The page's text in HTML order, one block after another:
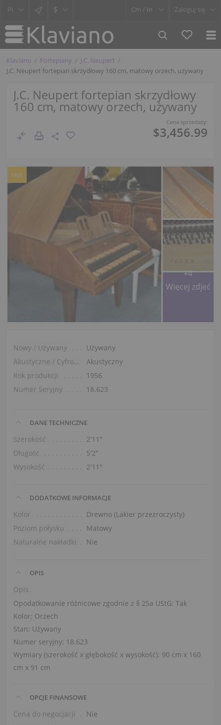
$ Cm / In Zaloguj się
Klaviano Fortepiany
J.C. Neupert
J.C. Neupert fortepian skrzydłowy 160 cm, matowy orzech, używany
J.C. Neupert fortepian skrzydłowy
160 cm, matowy orzech, używany
Cena sprzedaży:
$3,456.99
Hot
+4
Więcej zdjeć
Nowy / Używany
Używany
Akustyczne / Cyfrowe
Akustyczny
Rok produkcji
1956
Numer Seryjny
18.623
DANE TECHNICZNE
Szerokość
2′11″
Długość
5′2″
Wysokość
2′11″
DODATKOWE INFORMACJE
Kolor
Drewno (Lakier przezroczysty)
Poziom połysku
Matowy
Naturalne nakładki
Nie
OPIS
Opis
Opodatkowanie różnicowe zgodnie z § 25a UStG: Tak
Kolor: Orzech
Stan: Używany
Numer seryjny: 18.623
Wymiary (szerokość x głębokość x wysokość): 90 cm x 160
cm x 91 cm
OPCJE FINANSOWE
Cena do negocjacji
Nie